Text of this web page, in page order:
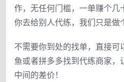
作，无任何门槛，一单赚个几
你去给别人代练，我们只是做
不需要你到处的找单，直接可
鱼或者拼多多找到代练商家
中间的差价！